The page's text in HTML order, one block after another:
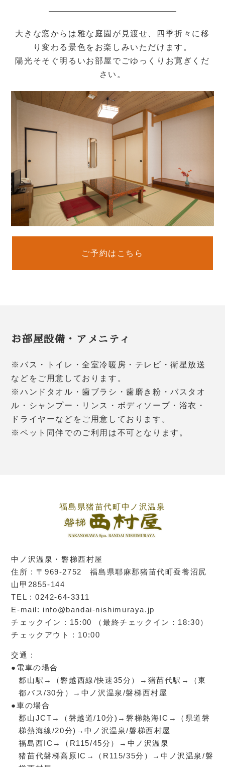
大きな窓からは雅な庭園が見渡せ、四季折々に移
り変わる景色をお楽しみいただけます。
陽光そそぐ明るいお部屋でごゆっくりお寛ぎくだ
さい。
ご予約はこちら
お部屋設備・アメニティ
※バス・トイレ・全室冷暖房・テレビ・衛星放送
などをご用意しております。
※ハンドタオル・歯ブラシ・歯磨き粉・バスタオ
ル・シャンプー・リンス・ボディソープ・浴衣・
ドライヤーなどをご用意しております。
※ペット同伴でのご利用は不可となります。
福島県猪苗代町中ノ沢温泉
中ノ沢温泉・磐梯西村屋
住所 : 〒969-2752 福島県耶麻郡猪苗代町蚕養沼尻
山甲2855-144
TEL : 0242-64-3311
E-mail: info@bandai-nishimuraya.jp
チェックイン : 15:00 （最終チェックイン：18:30）
チェックアウト : 10:00
交通 :
●電車の場合
郡山駅→（磐越西線/快速35分）→猪苗代駅→（東
都バス/30分）→中ノ沢温泉/磐梯西村屋
●車の場合
郡山JCT→（磐越道/10分)→磐梯熱海IC→（県道磐
梯熱海線/20分)→中ノ沢温泉/磐梯西村屋
福島西IC→（R115/45分）→中ノ沢温泉
猪苗代磐梯高原IC→（R115/35分）→中ノ沢温泉/磐